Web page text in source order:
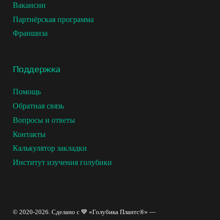
Вакансии
Партнёрская программа
Франшиза
Поддержка
Помощь
Обратная связь
Вопросы и ответы
Контакты
Калькулятор закладки
Институт изучения голубики
© 2020-2026. Сделано с 💙 «Голубика Плантс®» —